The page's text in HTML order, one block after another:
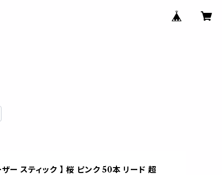
ザー スティック 】 桜 ピンク 50本 リード 超